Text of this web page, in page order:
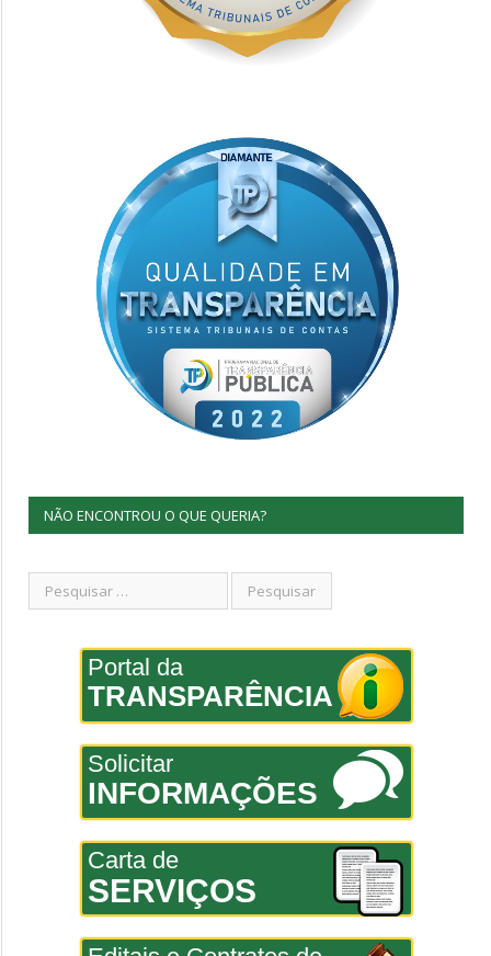
NÃO ENCONTROU O QUE QUERIA?
Portal da
TRANSPARÊNCIA
Solicitar
INFORMAÇÕES
Carta de
SERVIÇOS